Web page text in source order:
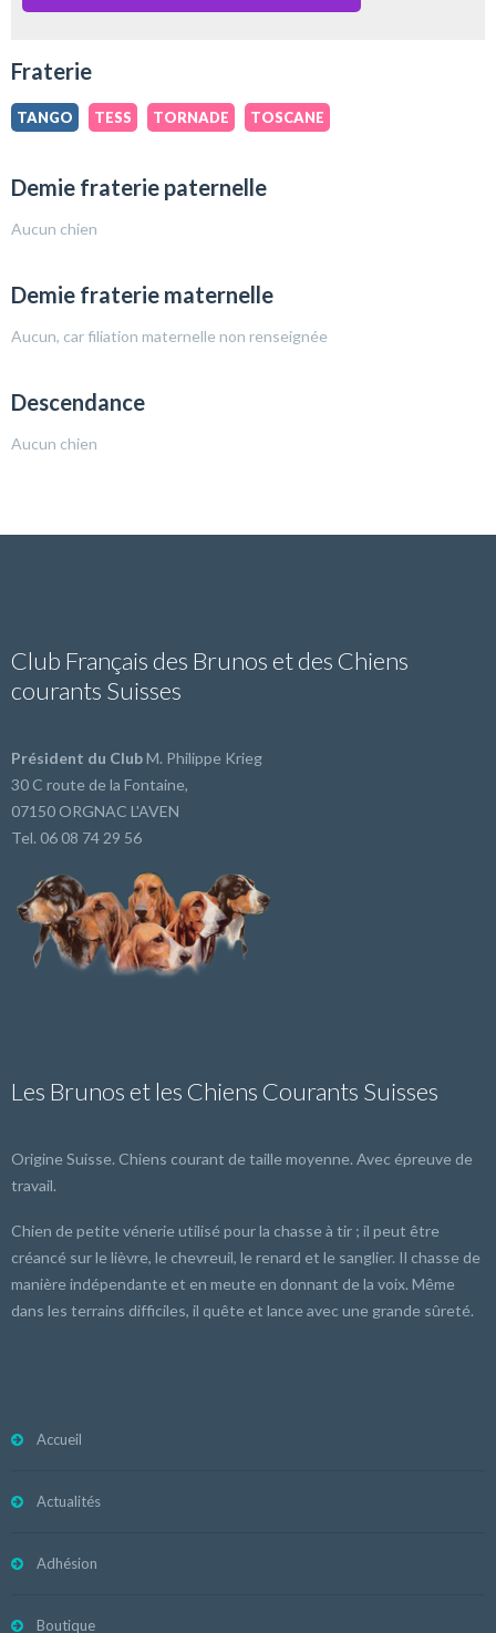
Fraterie
TANGO TESS TORNADE TOSCANE
Demie fraterie paternelle
Aucun chien
Demie fraterie maternelle
Aucun, car filiation maternelle non renseignée
Descendance
Aucun chien
Club Français des Brunos et des Chiens
courants Suisses
Président du ClubM. Philippe Krieg
30 C route de la Fontaine,
07150 ORGNAC L'AVEN
Tel. 06 08 74 29 56
Les Brunos et les Chiens Courants Suisses
Origine Suisse. Chiens courant de taille moyenne. Avec épreuve de
travail.
Chien de petite vénerie utilisé pour la chasse à tir ; il peut être
créancé sur le lièvre, le chevreuil, le renard et le sanglier. Il chasse de
manière indépendante et en meute en donnant de la voix. Même
dans les terrains difficiles, il quête et lance avec une grande sûreté.
Accueil
Actualités
Adhésion
Boutique